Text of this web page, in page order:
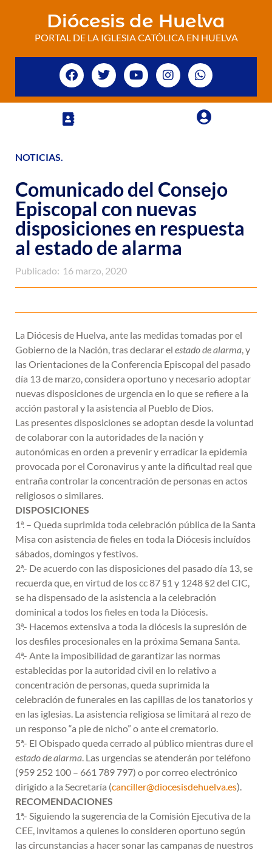
Diócesis de Huelva
PORTAL DE LA IGLESIA CATÓLICA EN HUELVA
NOTICIAS.
Comunicado del Consejo
Episcopal con nuevas
disposiciones en respuesta
al estado de alarma
Publicado: 16 marzo, 2020
La Diócesis de Huelva, ante las medidas tomadas por el
Gobierno de la Nación, tras declarar el estado de alarma, y
las Orientaciones de la Conferencia Episcopal del pasado
día 13 de marzo, considera oportuno y necesario adoptar
nuevas disposiciones de urgencia en lo que se refiere a la
acción pastoral y la asistencia al Pueblo de Dios.
Las presentes disposiciones se adoptan desde la voluntad
de colaborar con la autoridades de la nación y
autonómicas en orden a prevenir y erradicar la epidemia
provocada por el Coronavirus y ante la dificultad real que
entraña controlar la concentración de personas en actos
religiosos o similares.
DISPOSICIONES
1ª. – Queda suprimida toda celebración pública de la Santa
Misa con asistencia de fieles en toda la Diócesis incluídos
sábados, domingos y festivos.
2ª.- De acuerdo con las disposiciones del pasado día 13, se
recuerda que, en virtud de los cc 87 §1 y 1248 §2 del CIC,
se ha dispensado de la asistencia a la celebración
dominical a todos los fieles en toda la Diócesis.
3ª.- Hacemos extensiva a toda la diócesis la supresión de
los desfiles procesionales en la próxima Semana Santa.
4ª.- Ante la imposibilidad de garantizar las normas
establecidas por la autoridad civil en lo relativo a
concentración de personas, queda suprimida la
celebración de funerales en las capillas de los tanatorios y
en las iglesias. La asistencia religiosa se limitará al rezo de
un responso “a pie de nicho” o ante el crematorio.
5ª.- El Obispado queda cerrado al público mientras dure el
estado de alarma. Las urgencias se atenderán por teléfono
(959 252 100 – 661 789 797) o por correo electrónico
dirigido a la Secretaría (canciller@diocesisdehuelva.es).
RECOMENDACIONES
1ª.- Siguiendo la sugerencia de la Comisión Ejecutiva de la
CEE, invitamos a quienes lo consideren oportuno según
las circunstancias a hacer sonar las campanas de nuestros